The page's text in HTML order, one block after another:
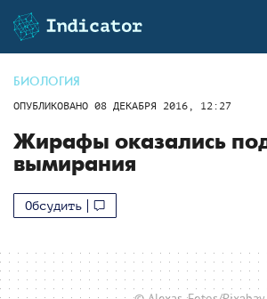
БИОЛОГИЯ
ОПУБЛИКОВАНО 08 ДЕКАБРЯ 2016, 12:27
Жирафы оказались
вымирания
Обсудить